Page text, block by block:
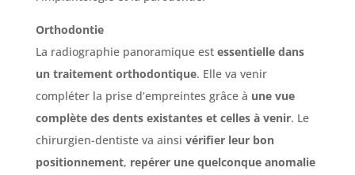
Orthodontie
La radiographie panoramique est essentielle dans
un traitement orthodontique. Elle va venir
compléter la prise d’empreintes grâce à une vue
complète des dents existantes et celles à venir. Le
chirurgien-dentiste va ainsi vérifier leur bon
positionnement, repérer une quelconque anomalie